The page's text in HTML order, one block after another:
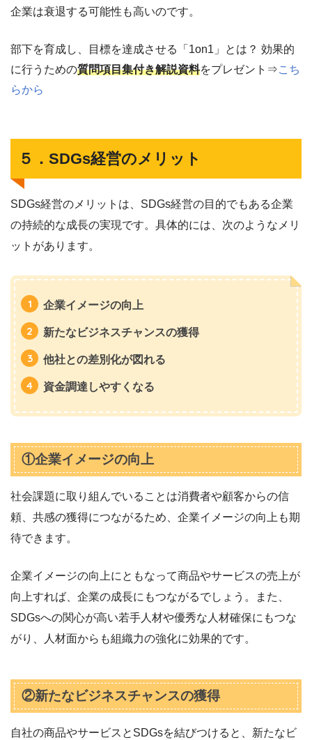
企業は衰退する可能性も高いのです。
部下を育成し、目標を達成させる「1on1」とは？ 効果的
に行うための質問項目集付き解説資料をプレゼント⇒こち
らから
５．SDGs経営のメリット
SDGs経営のメリットは、SDGs経営の目的でもある企業
の持続的な成長の実現です。具体的には、次のようなメリ
ットがあります。
企業イメージの向上
新たなビジネスチャンスの獲得
他社との差別化が図れる
資金調達しやすくなる
①企業イメージの向上
社会課題に取り組んでいることは消費者や顧客からの信
頼、共感の獲得につながるため、企業イメージの向上も期
待できます。
企業イメージの向上にともなって商品やサービスの売上が
向上すれば、企業の成長にもつながるでしょう。また、
SDGsへの関心が高い若手人材や優秀な人材確保にもつな
がり、人材面からも組織力の強化に効果的です。
②新たなビジネスチャンスの獲得
自社の商品やサービスとSDGsを結びつけると、新たなビ